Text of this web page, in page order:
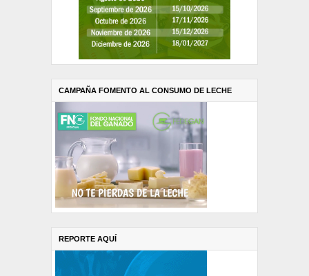
CAMPAÑA FOMENTO AL CONSUMO DE LECHE
REPORTE AQUÍ